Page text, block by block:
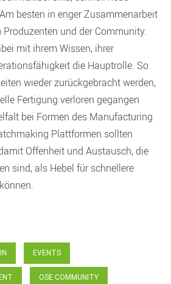
besten in enger Zusammenarbeit
und der Community.
mit ihrem Wissen, ihrer
die Hauptrolle. So
wieder zurückgebracht werden,
Fertigung verloren gegangen
bei Formen des Manufacturing
Plattformen sollten
Offenheit und Austausch, die
sind, als Hebel für schnellere
EVENTS
OSE COMMUNITY